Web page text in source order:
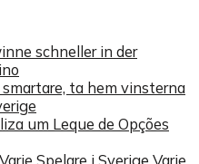
schneller in der
smartare, ta hem vinsterna
um Leque de Opções
Spelare i Sverige Varje